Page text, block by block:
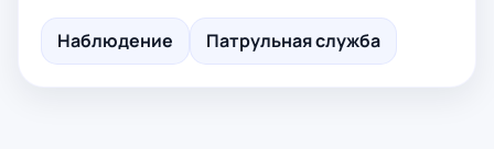
Наблюдение Патрульная служба